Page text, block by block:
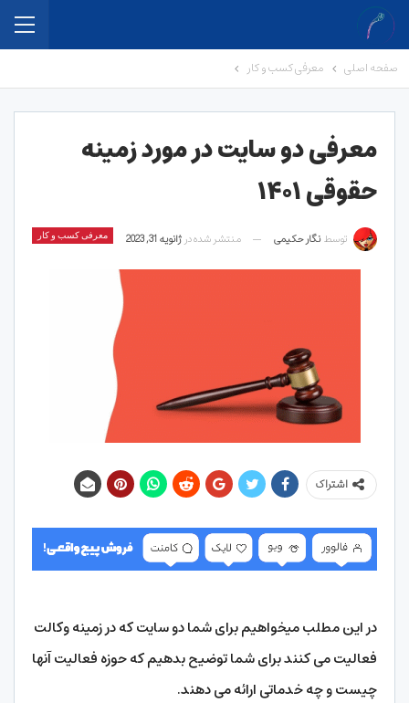
صفحه اصلی معرفی کسب و کار
معرفی دو سایت در مورد زمینه
حقوقی ۱۴۰۱
معرفی کسب و کار توسط نگار حکیمی منتشر شده در ژانویه 31, 2023
اشتراک
در این مطلب میخواهیم برای شما دو سایت که در زمینه وکالت
فعالیت می کنند برای شما توضیح بدهیم که حوزه فعالیت آنها
چیست و چه خدماتی ارائه می دهند.